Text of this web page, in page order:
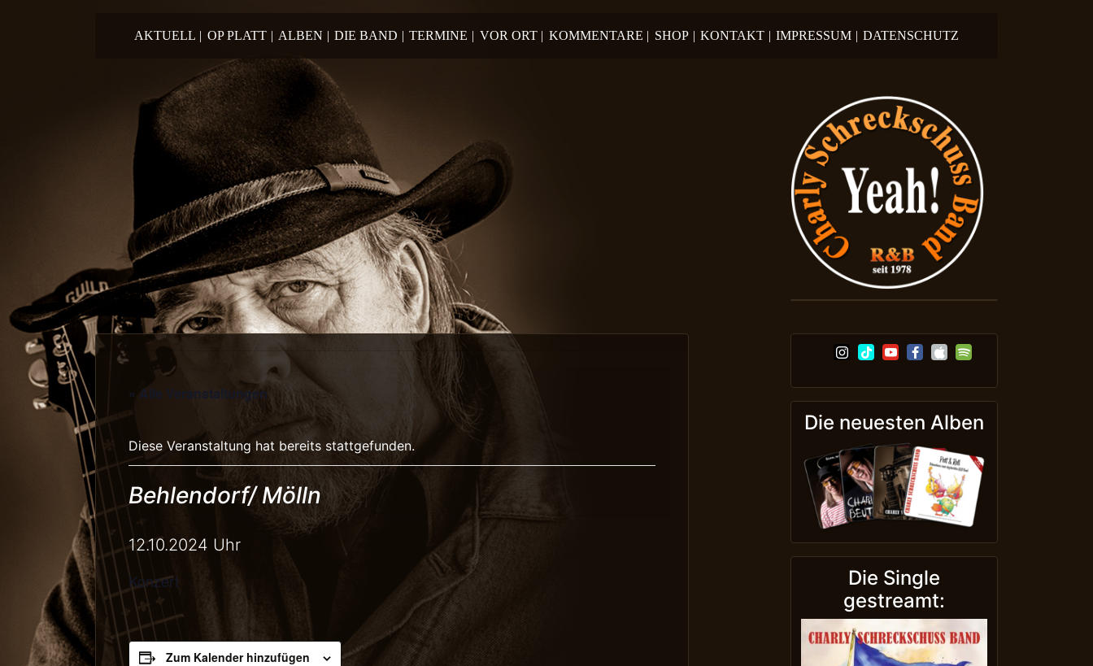
AKTUELL | OP PLATT | ALBEN | DIE BAND | TERMINE | VOR ORT | KOMMENTARE | SHOP | KONTAKT | IMPRESSUM | DATENSCHUTZ
« Alle Veranstaltungen
Diese Veranstaltung hat bereits stattgefunden.
Behlendorf/ Mölln
12.10.2024 Uhr
Konzert
Zum Kalender hinzufügen
Die neuesten Alben
Die Single
gestreamt: